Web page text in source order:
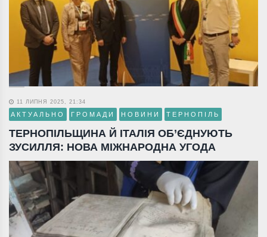
11 ЛИПНЯ 2025, 21:34
АКТУАЛЬНО ГРОМАДИ НОВИНИ ТЕРНОПІЛЬ
ТЕРНОПІЛЬЩИНА Й ІТАЛІЯ ОБ’ЄДНУЮТЬ
ЗУСИЛЛЯ: НОВА МІЖНАРОДНА УГОДА